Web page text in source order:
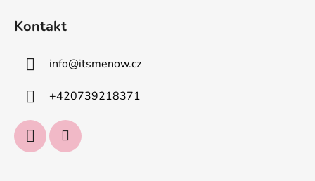
Kontakt
info@itsmenow.cz
+420739218371